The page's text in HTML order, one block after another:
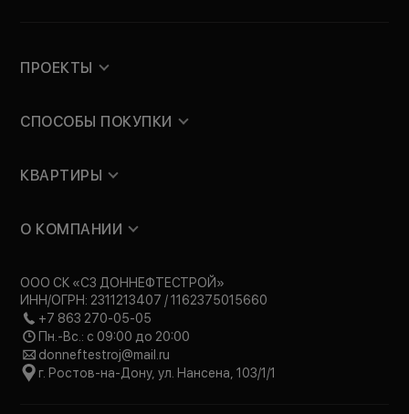
ПРОЕКТЫ
СПОСОБЫ ПОКУПКИ
КВАРТИРЫ
О КОМПАНИИ
ООО СК «СЗ ДОННЕФТЕСТРОЙ»
ИНН/ОГРН: 2311213407 / 1162375015660
+7 863 270-05-05
Пн.-Вс.: с 09:00 до 20:00
donneftestroj@mail.ru
г. Ростов-на-Дону, ул. Нансена, 103/1/1